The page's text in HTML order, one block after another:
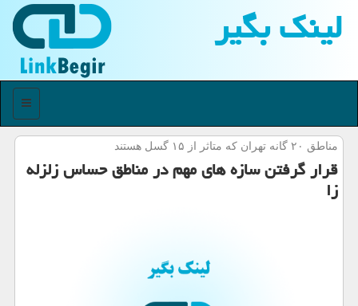
لینك بگیر
منو
مناطق ۲۰ گانه تهران كه متاثر از ۱۵ گسل هستند
قرار گرفتن سازه های مهم در مناطق حساس زلزله
زا